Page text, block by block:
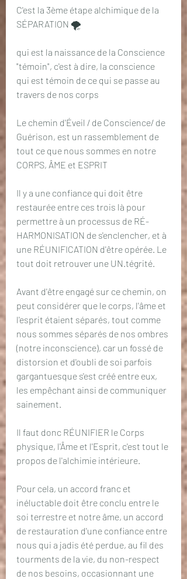
C'est la 3ème étape alchimique de la
SÉPARATION 🌪️
qui est la naissance de la Conscience
"témoin", c'est à dire, la conscience
qui est témoin de ce qui se passe au
travers de nos corps
Le chemin d'Éveil / de Conscience/ de
Guérison, est un rassemblement de
tout ce que nous sommes en notre
CORPS, ÂME et ESPRIT
Il y a une confiance qui doit être
restaurée entre ces trois là pour
permettre à un processus de RÉ-
HARMONISATION de s'enclencher, et à
une RÉUNIFICATION d'être opérée. Le
tout doit retrouver une UN.tégrité.
Avant d'être engagé sur ce chemin, on
peut considérer que le corps, l'âme et
l'esprit étaient séparés, tout comme
nous sommes séparés de nos ombres
(notre inconscience), car un fossé de
distorsion et d'oubli de soi parfois
gargantuesque s'est créé entre eux,
les empêchant ainsi de communiquer
sainement.
Il faut donc RÉUNIFIER le Corps
physique, l'Âme et l'Esprit, c'est tout le
propos de l'alchimie intérieure.
Pour cela, un accord franc et
inéluctable doit être conclu entre le
soi terrestre et notre âme, un accord
de restauration d'une confiance entre
nous qui a jadis été perdue, au fil des
tourments de la vie, du non-respect
de nos besoins, occasionnant une